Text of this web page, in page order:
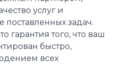
услуг и
задач.
гарантия того, что ваш
быстро,
всех